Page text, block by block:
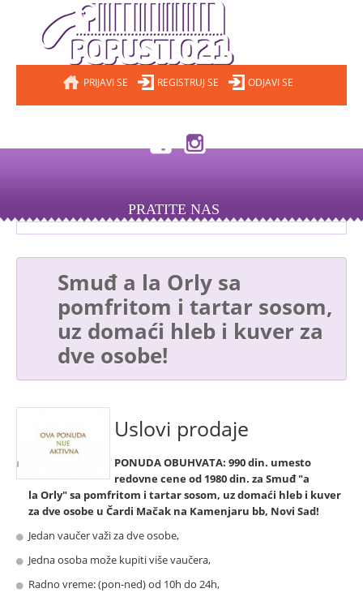
PRIJAVI SE REGISTRUJ SE ODJAVI SE
PRATITE NAS
Smuđ a la Orly sa
pomfritom i tartar sosom,
uz domaći hleb i kuver za
dve osobe!
Uslovi prodaje
PONUDA OBUHVATA: 990 din. umesto
redovne cene od 1980 din. za Smuđ "a
la Orly" sa pomfritom i tartar sosom, uz domaći hleb i kuver
za dve osobe u Čardi Mačak na Kamenjaru bb, Novi Sad!
Jedan vaučer važi za dve osobe,
Jedna osoba može kupiti više vaučera,
Radno vreme: (pon-ned) od 10h do 24h,